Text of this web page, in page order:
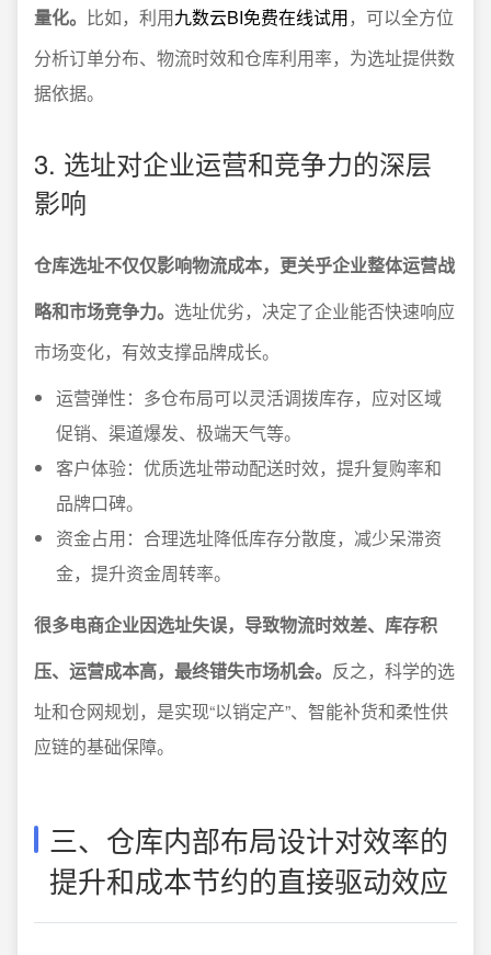
量化。 比如，利用九数云BI免费在线试用，可以全方位
分析订单分布、物流时效和仓库利用率，为选址提供数
据依据。
3. 选址对企业运营和竞争力的深层
影响
仓库选址不仅仅影响物流成本，更关乎企业整体运营战
略和市场竞争力。 选址优劣，决定了企业能否快速响应
市场变化，有效支撑品牌成长。
运营弹性：多仓布局可以灵活调拨库存，应对区域
促销、渠道爆发、极端天气等。
客户体验：优质选址带动配送时效，提升复购率和
品牌口碑。
资金占用：合理选址降低库存分散度，减少呆滞资
金，提升资金周转率。
很多电商企业因选址失误，导致物流时效差、库存积
压、运营成本高，最终错失市场机会。 反之，科学的选
址和仓网规划，是实现“以销定产”、智能补货和柔性供
应链的基础保障。
三、仓库内部布局设计对效率的
提升和成本节约的直接驱动效应